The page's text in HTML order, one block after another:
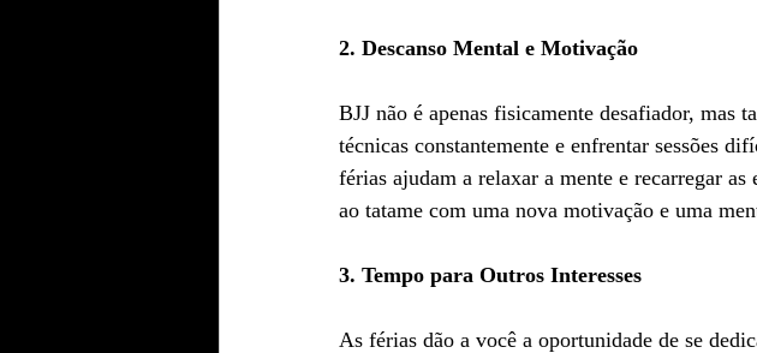
2. Descanso Mental e Motivação
BJJ não é apenas fisicamente desafiador, mas
técnicas constantemente e enfrentar sessões
férias ajudam a relaxar a mente e recarregar
ao tatame com uma nova motivação e uma
3. Tempo para Outros Interesses
As férias dão a você a oportunidade de se